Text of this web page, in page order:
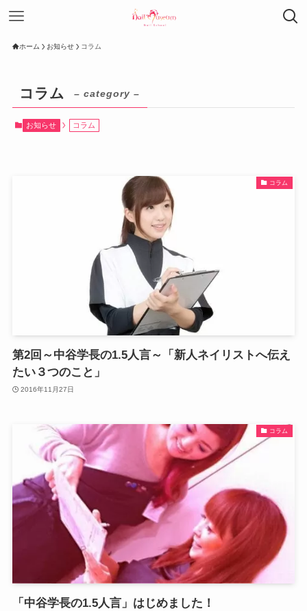
ホーム お知らせ コラム
コラム – category –
お知らせ コラム
コラム
第2回～中谷学長の1.5人言～「新人ネイリストへ伝え
たい３つのこと」
2016年11月27日
コラム
「中谷学長の1.5人言」はじめました！